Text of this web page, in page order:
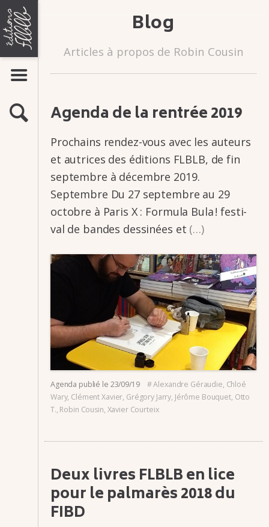
ÉDITIONS
FLBLB
MAISON
D'ÉDITION
BANDE
DESSINÉE,
ROMAN-
PHOTO,
FLIP-
BOOK
RECHERCHE
AFFICHER LE MENU
LIVRES
Bandes dessinées
Romans-photos
Flipbooks
AUTEURS
ACTUALITÉS
ATELIERS
INFOS & CONTACTS
Présentation
Contacts
Stages
Manuscrits
Blog
Articles à propos de Robin Cousin
Agenda de la rentrée 2019
Prochains rendez-vous avec les auteurs
et autrices des éditions FLBLB, de fin
septembre à décembre 2019.
Septembre Du 27 septembre au 29
octobre à Paris X : Formula Bula ! festi­­
val de bandes dessi­­nées et (…)
Agenda publié le 23/09/19 #Alexandre Géraudie, Chloé
Wary, Clément Xavier, Grégory Jarry, Jérôme Bouquet, Otto
T., Robin Cousin, Xavier Courteix
Deux livres FLBLB en lice
pour le palma­rès 2018 du
FIBD